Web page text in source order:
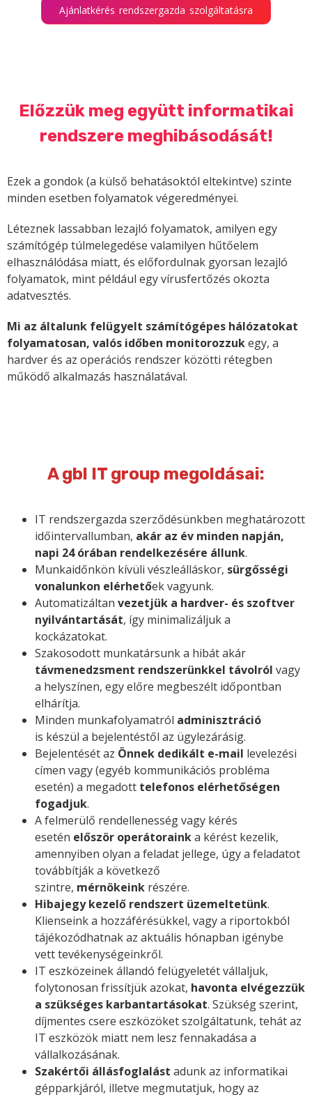
Ajánlatkérés rendszergazda szolgáltatásra
Előzzük meg együtt informatikai
rendszere meghibásodását!
Ezek a gondok (a külső behatásoktól eltekintve) szinte
minden esetben folyamatok végeredményei.
Léteznek lassabban lezajló folyamatok, amilyen egy
számítógép túlmelegedése valamilyen hűtőelem
elhasználódása miatt, és előfordulnak gyorsan lezajló
folyamatok, mint például egy vírusfertőzés okozta
adatvesztés.
Mi az általunk felügyelt számítógépes hálózatokat
folyamatosan, valós időben monitorozzukegy, a
hardver és az operációs rendszer közötti rétegben
működő alkalmazás használatával.
A gbl IT group megoldásai:
IT rendszergazda szerződésünkben meghatározott
időintervallumban, akár az év minden napján,
napi 24 órában rendelkezésére állunk.
Munkaidőnkön kívüli vészleálláskor, sürgősségi
vonalunkon elérhetőek vagyunk.
Automatizáltan vezetjük a hardver- és szoftver
nyilvántartását, így minimalizáljuk a
kockázatokat.
Szakosodott munkatársunk a hibát akár
távmenedzsment rendszerünkkel távolról vagy
a helyszínen, egy előre megbeszélt időpontban
elhárítja.
Minden munkafolyamatról adminisztráció
is készül a bejelentéstől az ügylezárásig.
Bejelentését az Önnek dedikált e-mail levelezési
címen vagy (egyéb kommunikációs probléma
esetén) a megadott telefonos elérhetőségen
fogadjuk.
A felmerülő rendellenesség vagy kérés
esetén először operátorainka kérést kezelik,
amennyiben olyan a feladat jellege, úgy a feladatot
továbbítják a következő
szintre, mérnökeink részére.
Hibajegy kezelő rendszert üzemeltetünk.
Klienseink a hozzáférésükkel, vagy a riportokból
tájékozódhatnak az aktuális hónapban igénybe
vett tevékenységeinkről.
IT eszközeinek állandó felügyeletét vállaljuk,
folytonosan frissítjük azokat, havonta elvégezzük
a szükséges karbantartásokat. Szükség szerint,
díjmentes csere eszközöket szolgáltatunk, tehát az
IT eszközök miatt nem lesz fennakadása a
vállalkozásának.
Szakértői állásfoglalást adunk az informatikai
gépparkjáról, illetve megmutatjuk, hogy az